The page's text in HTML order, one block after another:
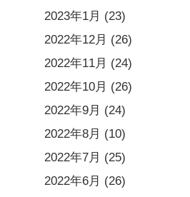
2023年1月 (23)
2022年12月 (26)
2022年11月 (24)
2022年10月 (26)
2022年9月 (24)
2022年8月 (10)
2022年7月 (25)
2022年6月 (26)